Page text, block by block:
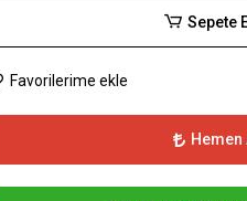
Sepete
Favorilerime ekle
Hemen